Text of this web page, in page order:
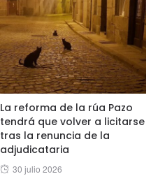
La reforma de la rúa Pazo
tendrá que volver a licitarse
tras la renuncia de la
adjudicataria
Posted
30 julio 2026